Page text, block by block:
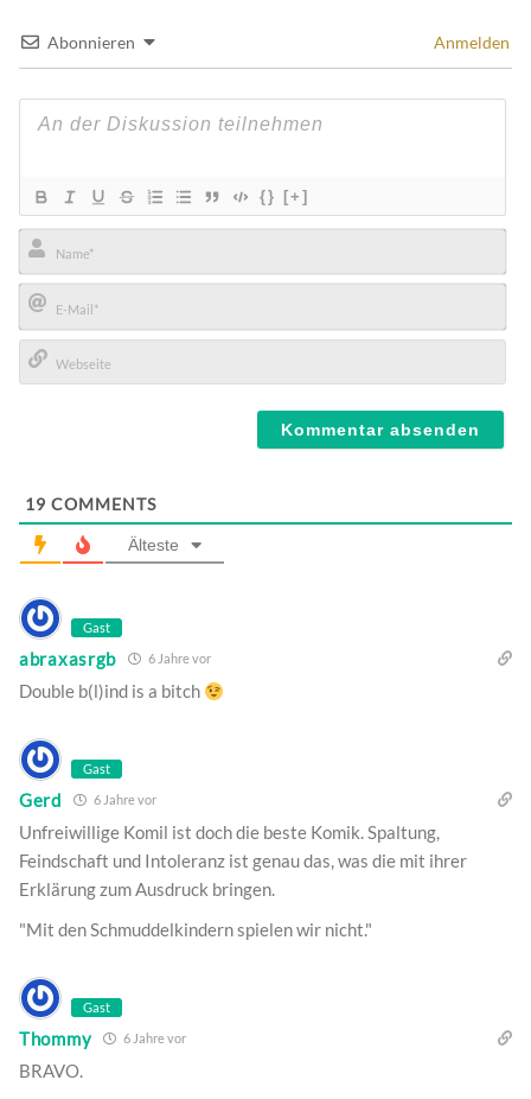
Abonnieren Anmelden
{} [+]
Name*
E-
Mail*
19 COMMENTS
Älteste
Gast
abraxasrgb 6 Jahre vor
Double b(l)ind is a bitch
Gast
Gerd 6 Jahre vor
Unfreiwillige Komil ist doch die beste Komik. Spaltung,
Feindschaft und Intoleranz ist genau das, was die mit ihrer
Erklärung zum Ausdruck bringen.
"Mit den Schmuddelkindern spielen wir nicht."
Gast
Thommy 6 Jahre vor
BRAVO.